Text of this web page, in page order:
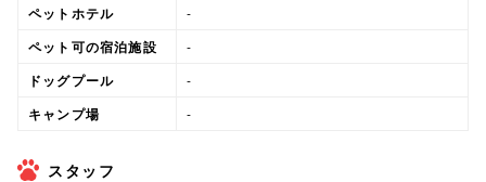
ペットホテル -
ペット可の宿泊施設 -
ドッグプール -
キャンプ場 -
スタッフ